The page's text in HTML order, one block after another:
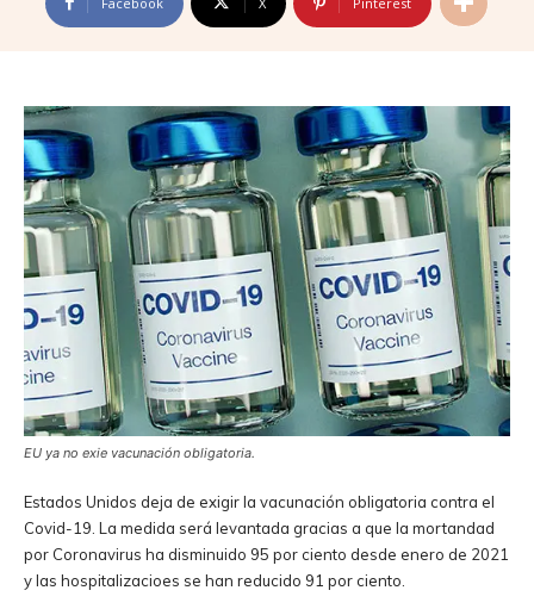
EU ya no exie vacunación obligatoria.
Estados Unidos deja de exigir la vacunación obligatoria contra el
Covid-19. La medida será levantada gracias a que la mortandad
por Coronavirus ha disminuido 95 por ciento desde enero de 2021
y las hospitalizacioes se han reducido 91 por ciento.